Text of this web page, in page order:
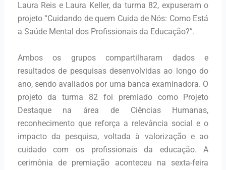
Laura Reis e Laura Keller, da turma 82, expuseram o
projeto “Cuidando de quem Cuida de Nós: Como Está
a Saúde Mental dos Profissionais da Educação?”.
Ambos os grupos compartilharam dados e
resultados de pesquisas desenvolvidas ao longo do
ano, sendo avaliados por uma banca examinadora. O
projeto da turma 82 foi premiado como Projeto
Destaque na área de Ciências Humanas,
reconhecimento que reforça a relevância social e o
impacto da pesquisa, voltada à valorização e ao
cuidado com os profissionais da educação. A
cerimônia de premiação aconteceu na sexta-feira